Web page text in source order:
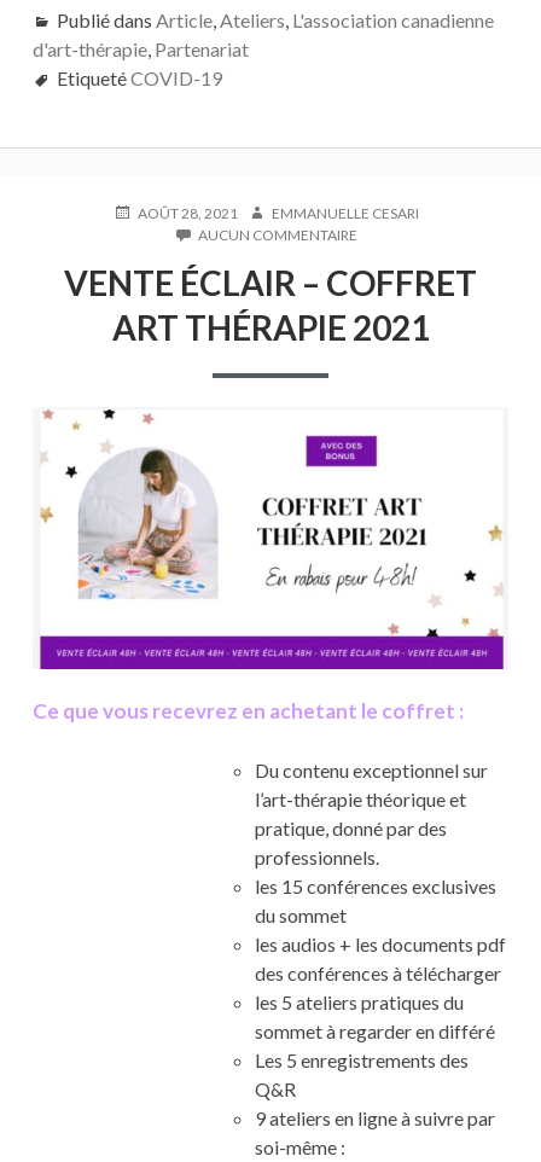
Publié dans Article,Ateliers, L'association canadienne
d'art-thérapie, Partenariat
EtiquetéCOVID-19
PUBLIÉAOÛT 28, 2021 AUTEUR
EMMANUELLE CESARI
AUCUN COMMENTAIRE
ÉCLAIR
–
COFFRET
ART
VENTE ÉCLAIR – COFFRET
ART THÉRAPIE 2021
Ce que vous recevrez en achetant le coffret :
Du contenu exceptionnel sur
l’art-thérapie théorique et
pratique, donné par des
professionnels.
les 15 conférences exclusives
du sommet
les audios + les documents pdf
des conférences à télécharger
les 5 ateliers pratiques du
sommet à regarder en différé
Les 5 enregistrements des
Q&R
9 ateliers en ligne à suivre par
soi-même :